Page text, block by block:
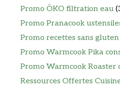
Promo ÖKO filtration eau
Promo Pranacook
Promo recettes sans
Promo Warmcook Pika
Promo Warmcook Roaster
Ressources Offertes